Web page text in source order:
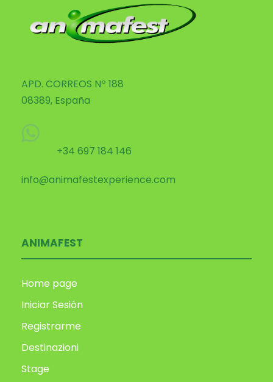
APD. CORREOS Nº 188
08389, España
+34 697 184 146
info@animafestexperience.com
ANIMAFEST
Home page
Iniciar Sesión
Registrarme
Destinazioni
Stage